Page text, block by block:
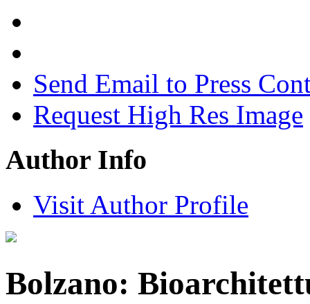
Send Email to Press
Request High Res Image
Author Info
Visit Author Profile
Bolzano: